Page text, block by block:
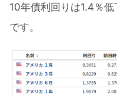
10年債利回りは1.4％
です。